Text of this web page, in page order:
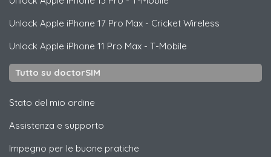
Unlock Apple iPhone 17 Pro Max - Cricket Wireless
Unlock Apple iPhone 11 Pro Max - T-Mobile
Tutto su doctorSIM
Stato del mio ordine
Assistenza e supporto
Impegno per le buone pratiche